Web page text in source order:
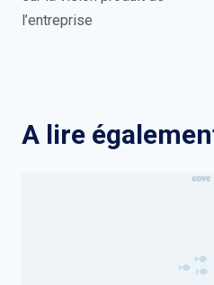
l’entreprise
A lire